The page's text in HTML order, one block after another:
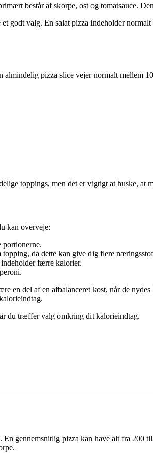
består af skorpe, ost og tomatsauce.
godt valg. En salat pizza indeholder
pizza slice vejer normalt mellem
toppings, men det er vigtigt at huske, at
kan overveje:
portionerne.
topping, da dette kan give dig flere
færre kalorier.
en del af en afbalanceret kost, når de
du træffer valg omkring dit kalorieindtag.
gennemsnitlig pizza kan have alt fra 200